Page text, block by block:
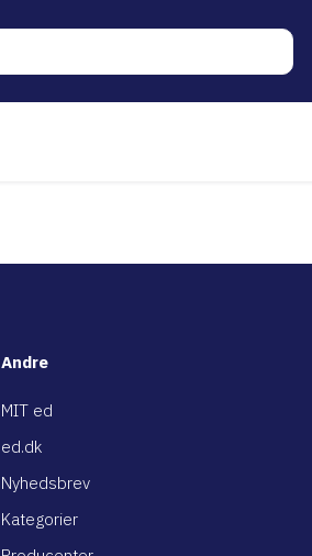
Andre
MIT ed
ed.dk
Nyhedsbrev
Kategorier